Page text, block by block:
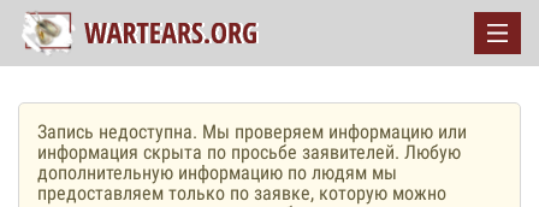
Запись недоступна. Мы проверяем информацию или
информация скрыта по просьбе заявителей. Любую
дополнительную информацию по людям мы
предоставляем только по заявке, которую можно